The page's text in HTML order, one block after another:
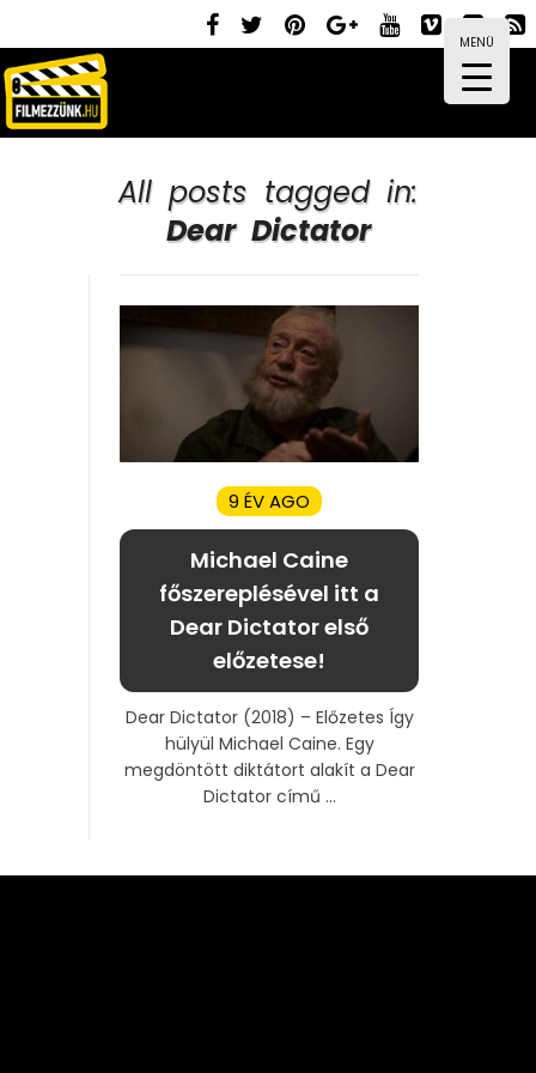
MENÜ
All posts tagged in:
Dear Dictator
9 ÉV AGO
Michael Caine
főszereplésével itt a
Dear Dictator első
előzetese!
Dear Dictator (2018) – Előzetes Így
hülyül Michael Caine. Egy
megdöntött diktátort alakít a Dear
Dictator című ...